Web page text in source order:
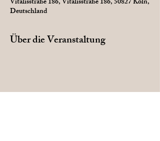
Deutschland
Über die Veranstaltung